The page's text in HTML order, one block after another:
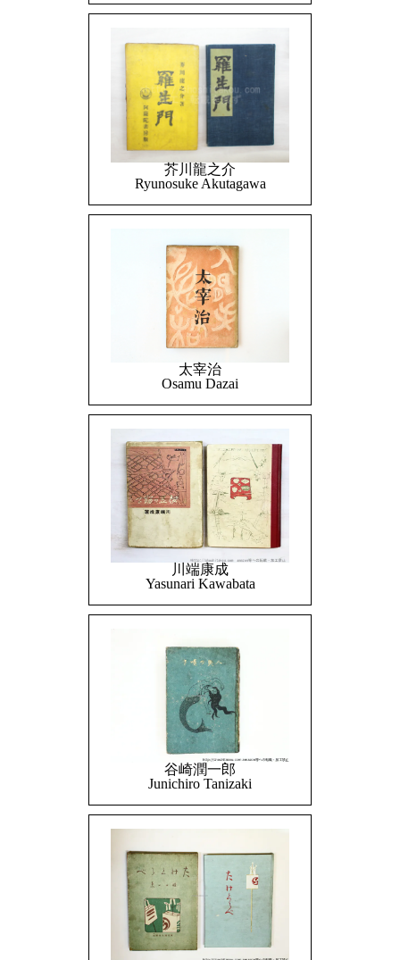
芥川龍之介
Ryunosuke Akutagawa
太宰治
Osamu Dazai
川端康成
Yasunari Kawabata
谷崎潤一郎
Junichiro Tanizaki